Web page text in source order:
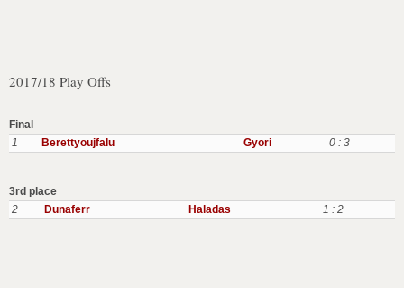
2017/18 Play Offs
Final
1
Berettyoujfalu Gyori 0 : 3
3rd place
2
Dunaferr Haladas 1 : 2